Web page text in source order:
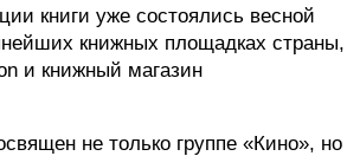
книги уже состоялись весной
книжных площадках страны,
и книжный магазин
не только группе «Кино», но